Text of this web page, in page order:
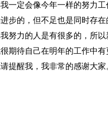
一定会像今年一样的努力
步的，但不足也是同时存
努力的人是有很多的，所
期待自己在明年的工作中
提醒我，我非常的感谢大